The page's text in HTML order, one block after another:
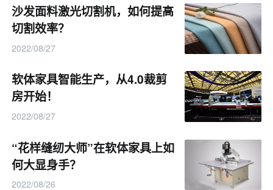
沙发面料激光切割机，如何提高
切割效率？
2022/08/27
软体家具智能生产，从4.0裁剪
房开始！
2022/08/27
“花样缝纫大师”在软体家具上如
何大显身手？
2022/08/26